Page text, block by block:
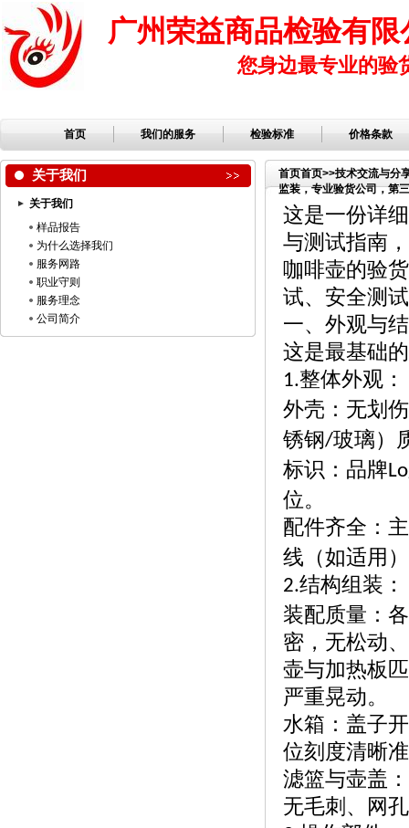
广州荣益商品检验有限
您身边最专业的验
首页 我们的服务 检验标准 价格条款
关于我们
关于我们
样品报告
为什么选择我们
服务网路
职业守则
服务理念
公司简介
首页首页>>技术交流与分
监装，专业验货公司，第
公司，服装检品，鞋子检
这是一份详
与测试指南
咖啡壶的验
试、安全测
一、外观与
这是最基础
1.整体外观：
外壳：无划
锈钢/玻璃）
标识：品牌
位。
配件齐全：
线（如适用
2.结构组装：
装配质量：
密，无松动
壶与加热板
严重晃动。
水箱：盖子
位刻度清晰
滤篮与壶盖
无毛刺、网